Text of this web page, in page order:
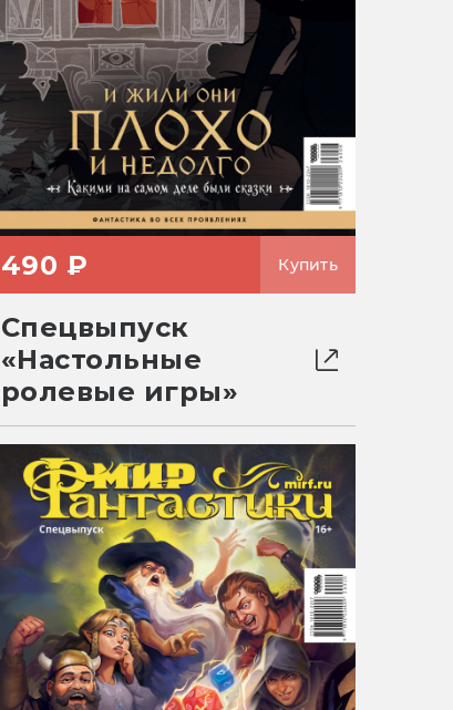
490 ₽ Купить
Спецвыпуск
«Настольные
ролевые игры»